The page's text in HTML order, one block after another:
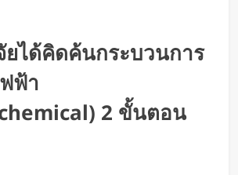
ได้คิดค้นกระบวนการ
ฟ้า
2 ขั้นตอน